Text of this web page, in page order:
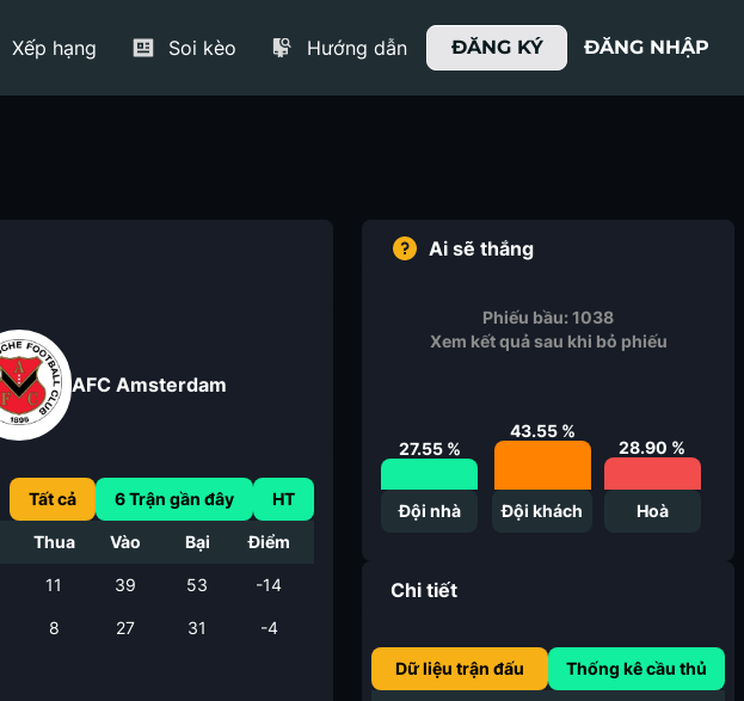
Xếp hạng Soi kèo Hướng dẫn ĐĂNG KÝ ĐĂNG NHẬP
AFC Amsterdam
Tất cả 6Trận gần đây HT
Thua Vào Bại Điểm
11 39 53 -14
8 27 31 -4
Ai sẽ thắng
Phiếu bầu:1038
Xem kết quả sau khi bỏ phiếu
27.55%
Đội nhà
43.55%
Đội khách
28.90 %
Hoà
Chi tiết
Dữ liệu trận đấu Thống kê cầu thủ